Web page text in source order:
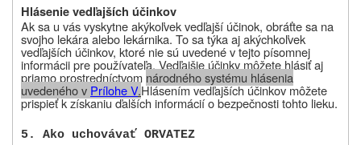
Hlásenie vedľajších účinkov
Ak sa u vás vyskytne akýkoľvek vedľajší účinok, obráťte sa na
svojho lekára alebo lekárnika. To sa týka aj akýchkoľvek
vedľajších účinkov, ktoré nie sú uvedené v tejto písomnej
informácii pre používateľa. Vedľajšie účinky môžete hlásiť aj
priamo prostredníctvom národného systému hlásenia
uvedeného v Prílohe V.Hlásením vedľajších účinkov môžete
prispieť k získaniu ďalších informácií o bezpečnosti tohto lieku.
5. Ako uchovávať ORVATEZ